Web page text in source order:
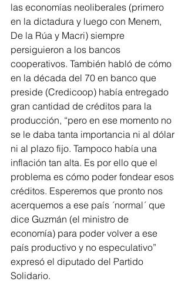
las economías neoliberales (primero
en la dictadura y luego con Menem,
De la Rúa y Macri) siempre
persiguieron a los bancos
cooperativos. También habló de cómo
en la década del 70 en banco que
preside (Credicoop) había entregado
gran cantidad de créditos para la
producción, “pero en ese momento no
se le daba tanta importancia ni al dólar
ni al plazo fijo. Tampoco había una
inflación tan alta. Es por ello que el
problema es cómo poder fondear esos
créditos. Esperemos que pronto nos
acerquemos a ese país ´normal´ que
dice Guzmán (el ministro de
economía) para poder volver a ese
país productivo y no especulativo”
expresó el diputado del Partido
Solidario.